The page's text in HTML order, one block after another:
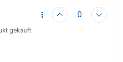
0
gekauft